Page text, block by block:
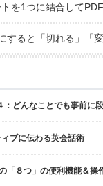
を1つに結合してPDF
すると「切れる」「
：どんなことでも事前に
ブに伝わる英会話術
８つ」の便利機能＆操